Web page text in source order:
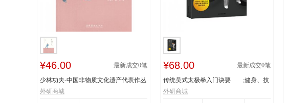
¥46.00 最新成交0笔
少林功夫-中国非物质文化遗产代表作丛
书
外研商城
¥68.00 最新成交0笔
传统吴式太极拳入门诀要 ;健身、技
击、穴位、意...
外研商城